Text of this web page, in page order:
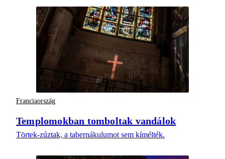
Franciaország
Templomokban tomboltak vandálok
Törtek-zúztak, a tabernákulumot sem kímélték.